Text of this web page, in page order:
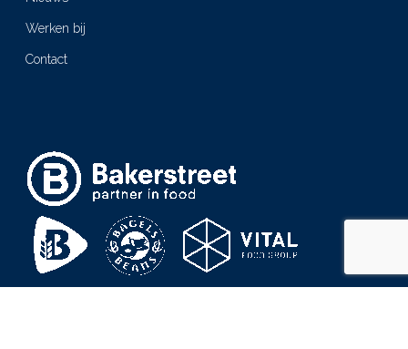
Werken bij
Contact